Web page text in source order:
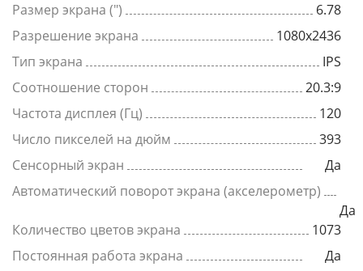
Размер экрана (")
6.78
Разрешение экрана
1080x2436
Тип экрана
IPS
Соотношение сторон
20.3:9
Частота дисплея (Гц)
120
Число пикселей на дюйм
393
Сенсорный экран
Да
Автоматический поворот экрана (акселерометр)
Да
Количество цветов экрана
1073
Постоянная работа экрана
Да